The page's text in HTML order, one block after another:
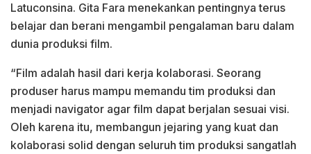
Latuconsina. Gita Fara menekankan pentingnya terus
belajar dan berani mengambil pengalaman baru dalam
dunia produksi film.
“Film adalah hasil dari kerja kolaborasi. Seorang
produser harus mampu memandu tim produksi dan
menjadi navigator agar film dapat berjalan sesuai visi.
Oleh karena itu, membangun jejaring yang kuat dan
kolaborasi solid dengan seluruh tim produksi sangatlah